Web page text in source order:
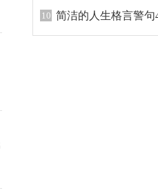
10 简洁的人生格言警句